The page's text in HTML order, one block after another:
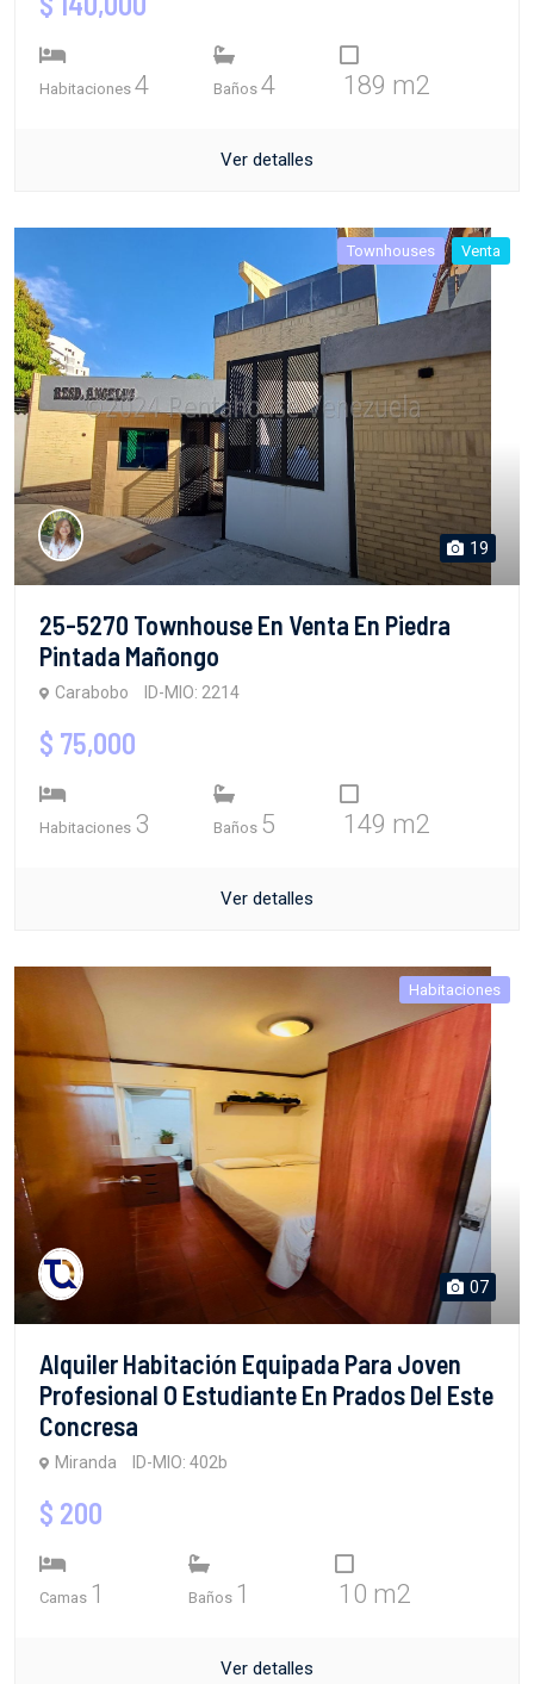
Habitaciones 4 Baños 4 189 m2
Ver detalles
Townhouses Venta
19
25-5270 Townhouse En Venta En Piedra
Pintada Mañongo
Carabobo ID-MIO: 2214
$ 75,000
Habitaciones 3 Baños 5 149 m2
Ver detalles
Habitaciones
07
Alquiler Habitación Equipada Para Joven
Profesional O Estudiante En Prados Del Este
Concresa
Miranda ID-MIO: 402b
$ 200
Camas 1 Baños 1 10 m2
Ver detalles